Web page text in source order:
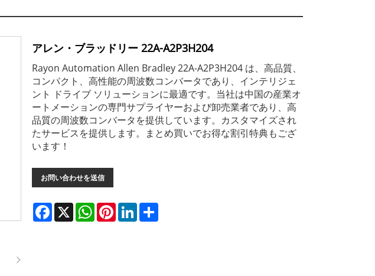
アレン・ブラッドリー 22A-A2P3H204
Rayon Automation Allen Bradley 22A-A2P3H204 は、高品質、
コンパクト、高性能の周波数コンバータであり、インテリジェ
ント ドライブ ソリューションに最適です。当社は中国の産業オ
ートメーションの専門サプライヤーおよび卸売業者であり、高
品質の周波数コンバータを提供しています。カスタマイズされ
たサービスを提供します。まとめ買いでお得な割引特典もござ
います！
お問い合わせを送信
Facebook
X WhatsAppPinterestLinkedInShare